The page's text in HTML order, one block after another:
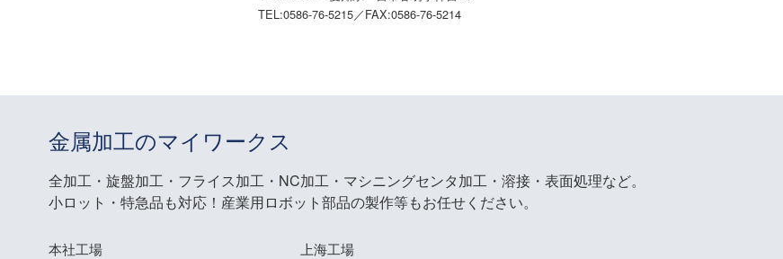
TEL:0586-76-5215／FAX:0586-76-5214
金属加工のマイワークス
全加工・旋盤加工・フライス加工・NC加工・マシニングセンタ加工・溶接・表面処理など。
小ロット・特急品も対応！産業用ロボット部品の製作等もお任せください。
本社工場 上海工場